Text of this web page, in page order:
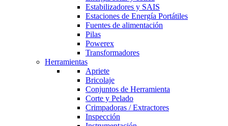
Estabilizadores y SAIS
Estaciones de Energía Portátiles
Fuentes de alimentación
Pilas
Powerex
Transformadores
Herramientas
Apriete
Bricolaje
Conjuntos de Herramienta
Corte y Pelado
Crimpadoras / Extractores
Inspección